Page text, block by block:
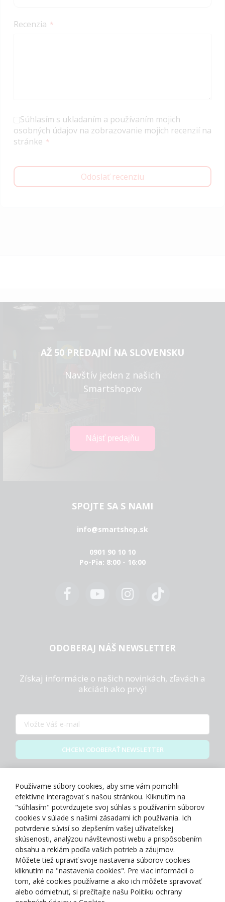
Recenzia
Súhlasím s ukladaním a používaním mojich
osobných údajov na zobrazovanie mojich recenzií na
stránke
Odoslať recenziu
AŽ 50 PREDAJNÍ NA SLOVENSKU
Navštív jeden z našich
Smartshopov
SPOJTE SA S NAMI
info@smartshop.sk
0901 90 10 10
Po-Pia: 8:00 - 16:00
ODOBERAJ NÁŠ NEWSLETTER
Získaj informácie o našich novinkách, zľavách a
akciách ako prvý!
CHCEM ODOBERAŤ NEWSLETTER
O NÁS
NAKUPOVANIE
ZÁKAZNÍCKA ZÓNA
Používame súbory cookies, aby sme vám pomohli
efektívne interagovať s našou stránkou. Kliknutím na
"súhlasím" potvrdzujete svoj súhlas s používaním súborov
cookies v súlade s našimi zásadami ich používania. Ich
potvrdenie súvisí so zlepšením vašej užívateľskej
skúsenosti, analýzou návštevnosti webu a prispôsobením
obsahu a reklám podľa vašich potrieb a záujmov.
Môžete tiež upraviť svoje nastavenia súborov cookies
kliknutím na "nastavenia cookies". Pre viac informácií o
tom, aké cookies používame a ako ich môžete spravovať
alebo odmietnuť, si prečítajte našu Politiku ochrany